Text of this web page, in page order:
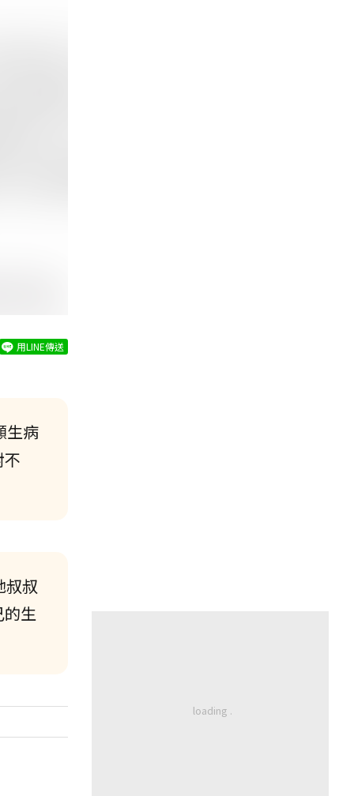
用LINE傳送
生病
叔叔
的生